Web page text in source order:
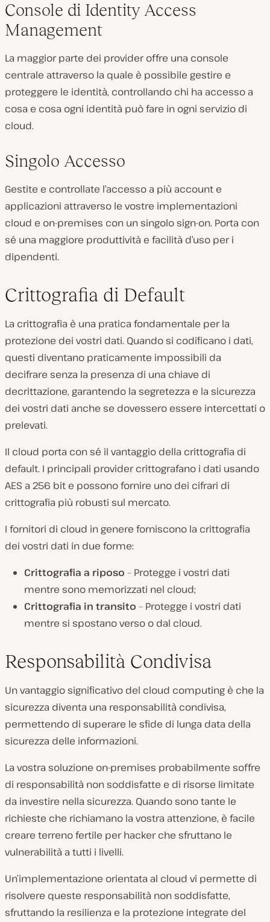
Console di Identity Access
Management
La maggior parte dei provider offre una console
centrale attraverso la quale è possibile gestire e
proteggere le identità, controllando chi ha accesso a
cosa e cosa ogni identità può fare in ogni servizio di
cloud.
Singolo Accesso
Gestite e controllate l’accesso a più account e
applicazioni attraverso le vostre implementazioni
cloud e on-premises con un singolo sign-on. Porta con
sé una maggiore produttività e facilità d’uso per i
dipendenti.
Crittografia di Default
La crittografia è una pratica fondamentale per la
protezione dei vostri dati. Quando si codificano i dati,
questi diventano praticamente impossibili da
decifrare senza la presenza di una chiave di
decrittazione, garantendo la segretezza e la sicurezza
dei vostri dati anche se dovessero essere intercettati o
prelevati.
Il cloud porta con sé il vantaggio della crittografia di
default. I principali provider crittografano i dati usando
AES a 256 bit e possono fornire uno dei cifrari di
crittografia più robusti sul mercato.
I fornitori di cloud in genere forniscono la crittografia
dei vostri dati in due forme:
Crittografia a riposo – Protegge i vostri dati
mentre sono memorizzati nel cloud;
Crittografia in transito – Protegge i vostri dati
mentre si spostano verso o dal cloud.
Responsabilità Condivisa
Un vantaggio significativo del cloud computing è che la
sicurezza diventa una responsabilità condivisa,
permettendo di superare le sfide di lunga data della
sicurezza delle informazioni.
La vostra soluzione on-premises probabilmente soffre
di responsabilità non soddisfatte e di risorse limitate
da investire nella sicurezza. Quando sono tante le
richieste che richiamano la vostra attenzione, è facile
creare terreno fertile per hacker che sfruttano le
vulnerabilità a tutti i livelli.
Un’implementazione orientata al cloud vi permette di
risolvere queste responsabilità non soddisfatte,
sfruttando la resilienza e la protezione integrate del